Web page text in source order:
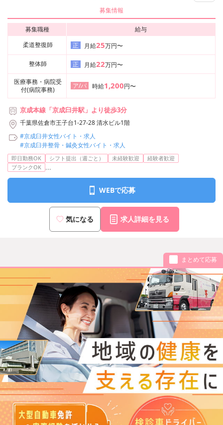
募集情報
募集職種
給与
柔道整復師
正 月給25万円〜
整体師 正 月給22万円〜
医療事務・病院受
付(病院事務)
ア/パ 時給1,200円〜
京成本線「京成臼井駅」より徒歩3分
千葉県佐倉市王子台1-27-28 清水ビル1階
#京成臼井女性バイト・求人
#京成臼井整骨・鍼灸女性バイト・求人
即日勤務OK シフト提出（週ごと） 未経験歓迎
経験者歓迎
ブランクOK ...
WEBで応募
気になる 求人詳細を見る
まとめて応募